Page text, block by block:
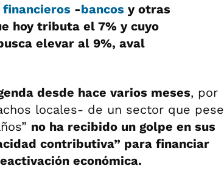
-bancos y otras
hoy tributa el 7% y cuyo
elevar al 9%, aval
desde hace varios meses, por
locales- de un sector que pese
no ha recibido un golpe en sus
contributiva” para financiar
económica.